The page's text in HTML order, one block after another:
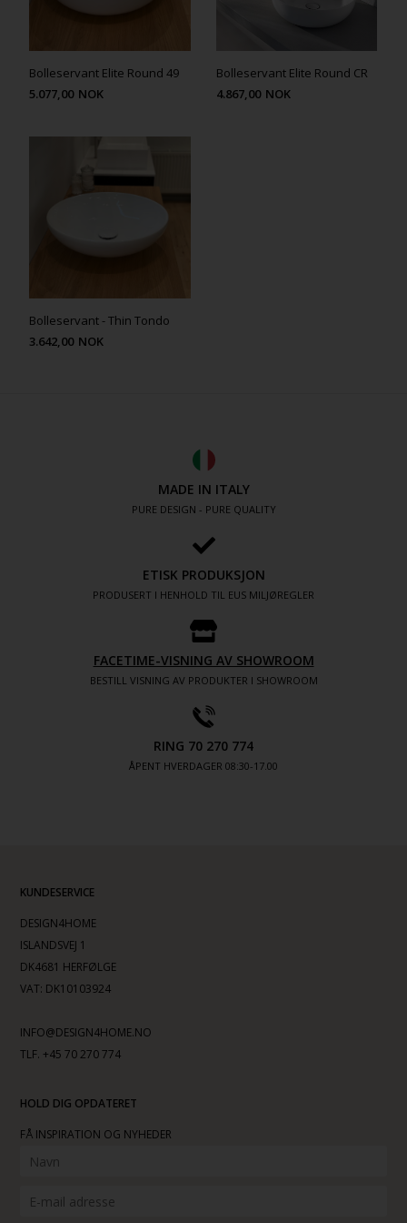
Bolleservant Elite Round 49
5.077,00 NOK
Bolleservant Elite Round CR
4.867,00 NOK
Bolleservant - Thin Tondo
3.642,00 NOK
MADE IN ITALY
PURE DESIGN - PURE QUALITY
ETISK PRODUKSJON
PRODUSERT I HENHOLD TIL EUS MILJØREGLER
FACETIME-VISNING AV SHOWROOM
BESTILL VISNING AV PRODUKTER I SHOWROOM
RING 70 270 774
ÅPENT HVERDAGER 08:30-17.00
KUNDESERVICE
DESIGN4HOME
ISLANDSVEJ 1
DK4681 HERFØLGE
VAT: DK10103924
INFO@DESIGN4HOME.NO
TLF. +45 70 270 774
HOLD DIG OPDATERET
FÅ INSPIRATION OG NYHEDER